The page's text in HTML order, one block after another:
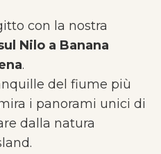
con la nostra
Nilo a Banana
.
del fiume più
i panorami unici di
dalla natura